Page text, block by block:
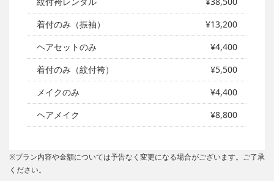
着付のみ（振袖）
¥13,200
ヘアセットのみ
¥4,400
着付のみ（紋付袴）
¥5,500
メイクのみ
¥4,400
ヘアメイク
¥8,800
※プラン内容や金額については予告なく変更になる場合がございます。ご了承
ください。